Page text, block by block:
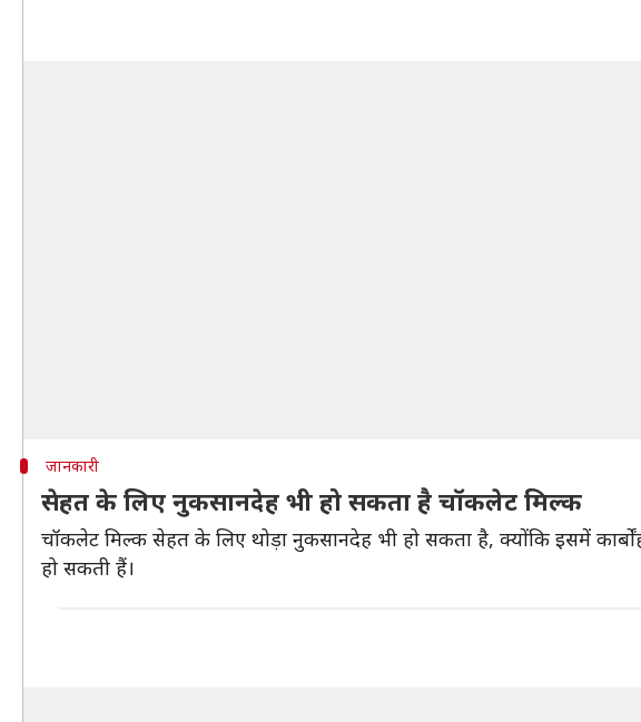
जानकारी
सेहत के लिए नुकसानदेह भी हो सकता है चॉकलेट मिल्क
चॉकलेट मिल्क सेहत के लिए थोड़ा नुकसानदेह भी हो सकता है, क्योंकि इसमें
हो सकती हैं।